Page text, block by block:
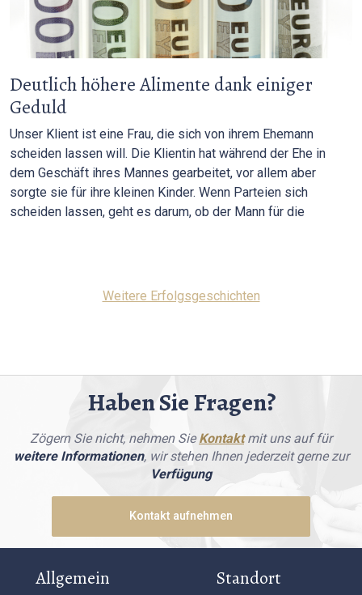
Deutlich höhere Alimente dank einiger
Geduld
Unser Klient ist eine Frau, die sich von ihrem Ehemann
scheiden lassen will. Die Klientin hat während der Ehe in
dem Geschäft ihres Mannes gearbeitet, vor allem aber
sorgte sie für ihre kleinen Kinder. Wenn Parteien sich
scheiden lassen, geht es darum, ob der Mann für die
Weitere Erfolgsgeschichten
Haben Sie Fragen?
Zögern Sie nicht, nehmen SieKontaktmit uns auf für
weitere Informationen, wir stehen Ihnen jederzeit gerne zur
Verfügung
Kontakt aufnehmen
Allgemein Standort